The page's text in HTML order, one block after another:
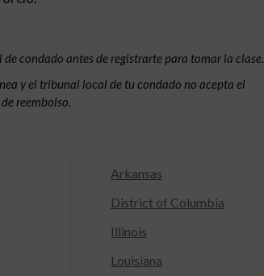
condado antes de registrarte para tomar la clase.
y el tribunal local de tu condado no acepta el
reembolso.
Arkansas
District of Columbia
Illinois
Louisiana